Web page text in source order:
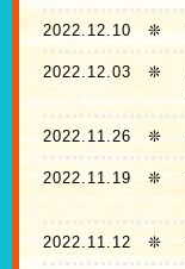
2022.12.10 ❊
2022.12.03 ❊
2022.11.26 ❊
2022.11.19 ❊
2022.11.12❊